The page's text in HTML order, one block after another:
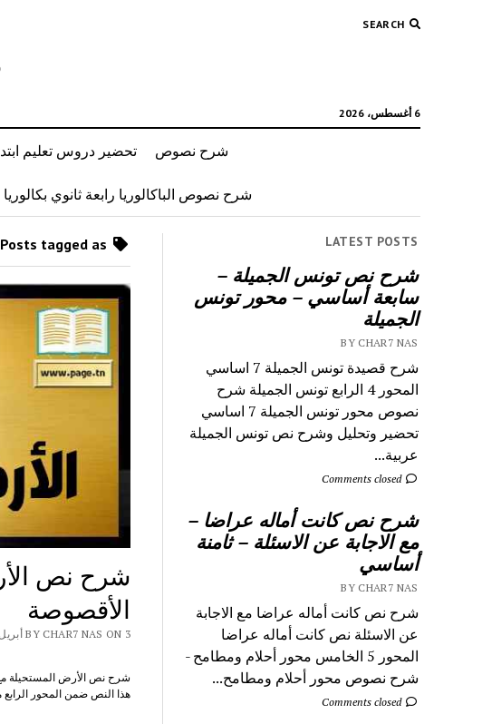
SEARCH
6 أغسطس، 2026
شرح نصوص تحضير دروس تعليم
شرح نصوص الباكالوريا رابعة ثانوي بكالوريا
LATEST POSTS
شرح نص تونس الجميلة –
سابعة أساسي – محور تونس
الجميلة
BY CHAR7 NAS
شرح قصيدة تونس الجميلة 7 اساسي
المحور 4 الرابع تونس الجميلة شرح
نصوص محور تونس الجميلة 7 اساسي
تحضير وتحليل وشرح نص تونس الجميلة
عربية...
Comments closed
شرح نص كانت أماله عراضا –
مع الاجابة عن الاسئلة – ثامنة
أساسي
BY CHAR7 NAS
شرح نص كانت أماله عراضا مع الاجابة
عن الاسئلة نص كانت أماله عراضا
المحور 5 الخامس محور أحلام ومطامح -
شرح نصوص محور أحلام ومطامح...
Comments closed
شرح نص
الأقصوصة
BY CHAR7 NAS ON 3 أبريل، 2026
هذا النص ضمن المحور